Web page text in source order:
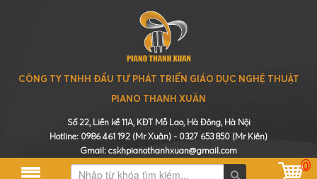
CÔNG TY TNHH ĐẦU TƯ PHÁT TRIỂN GIÁO DỤC NGHỆ THUẬT
PIANO THANH XUÂN
Số 22, Liền kề 11A, KĐT Mỗ Lao, Hà Đông, Hà Nội
Hotline: 0986 461 192 (Mr Xuân) - 0327 653 850 (Mr Kiên)
Gmail: cskhpianothanhxuan@gmail.com
0